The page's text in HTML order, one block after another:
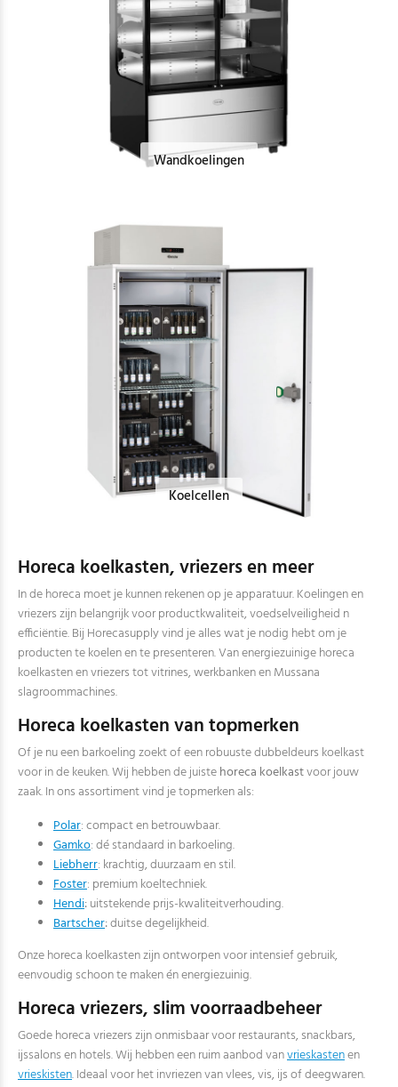
Wandkoelingen
Koelcellen
Horeca koelkasten, vriezers en meer
In de horeca moet je kunnen rekenen op je apparatuur. Koelingen en
vriezers zijn belangrijk voor productkwaliteit, voedselveiligheid n
efficiëntie. Bij Horecasupply vind je alles wat je nodig hebt om je
producten te koelen en te presenteren. Van energiezuinige horeca
koelkasten en vriezers tot vitrines, werkbanken en Mussana
slagroommachines.
Horeca koelkasten van topmerken
Of je nu een barkoeling zoekt of een robuuste dubbeldeurs koelkast
voor in de keuken. Wij hebben de juistehoreca koelkastvoor jouw
zaak. In ons assortiment vind je topmerken als:
Polar: compact en betrouwbaar.
Gamko: dé standaard in barkoeling.
Liebherr: krachtig, duurzaam en stil.
Foster: premium koeltechniek.
Hendi:uitstekende prijs-kwaliteitverhouding.
Bartscher:duitse degelijkheid.
Onze horeca koelkasten zijn ontworpen voor intensief gebruik,
eenvoudig schoon te maken én energiezuinig.
Horeca vriezers, slim voorraadbeheer
Goede horeca vriezers zijn onmisbaar voor restaurants, snackbars,
ijssalons en hotels. Wij hebben een ruim aanbod vanvrieskastenen
vrieskisten. Ideaal voor het invriezen van vlees, vis, ijs of deegwaren.